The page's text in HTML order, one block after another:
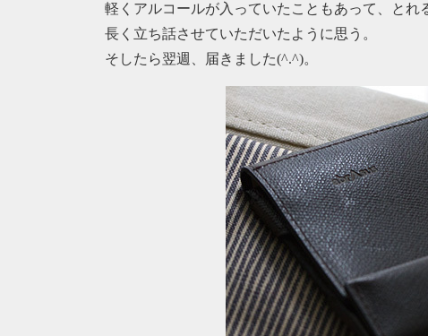
軽くアルコールが入っていたこともあって、と
長く立ち話させていただいたように思う。
そしたら翌週、届きました(^.^)。